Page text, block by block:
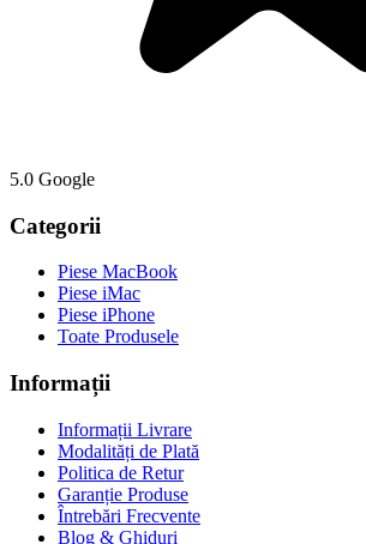
5.0 Google
Categorii
Piese MacBook
Piese iMac
Piese iPhone
Toate Produsele
Informații
Informații Livrare
Modalități de Plată
Politica de Retur
Garanție Produse
Întrebări Frecvente
Blog & Ghiduri